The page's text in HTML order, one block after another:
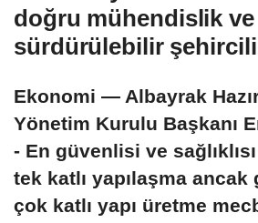
doğru mühendislik ve
sürdürülebilir
Ekonomi — Albayrak
Yönetim Kurulu Başkanı
- En güvenlisi ve
tek katlı yapılaşma ancak
çok katlı yapı üretme